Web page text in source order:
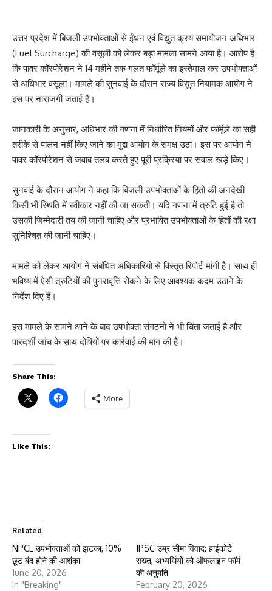
उत्तर प्रदेश में बिजली उपभोक्ताओं से ईंधन एवं विद्युत क्रय समायोजन अधिभार
(Fuel Surcharge) की वसूली को लेकर बड़ा मामला सामने आया है। आरोप है
कि पावर कॉरपोरेशन ने 14 महीने तक गलत फॉर्मूले का इस्तेमाल कर उपभोक्ताओं
से अधिभार वसूला। मामले की सुनवाई के दौरान राज्य विद्युत नियामक आयोग ने
इस पर नाराजगी जताई है।
जानकारी के अनुसार, अधिभार की गणना में निर्धारित नियमों और फॉर्मूले का सही
तरीके से पालन नहीं किए जाने का मुद्दा आयोग के समक्ष उठा। इस पर आयोग ने
पावर कॉरपोरेशन से जवाब तलब करते हुए पूरी प्रक्रिया पर सवाल खड़े किए।
सुनवाई के दौरान आयोग ने कहा कि बिजली उपभोक्ताओं के हितों की अनदेखी
किसी भी स्थिति में स्वीकार नहीं की जा सकती। यदि गणना में त्रुटि हुई है तो
उसकी जिम्मेदारी तय की जानी चाहिए और प्रभावित उपभोक्ताओं के हितों की रक्षा
सुनिश्चित की जानी चाहिए।
मामले को लेकर आयोग ने संबंधित अधिकारियों से विस्तृत रिपोर्ट मांगी है। साथ ही
भविष्य में ऐसी त्रुटियों की पुनरावृत्ति रोकने के लिए आवश्यक कदम उठाने के
निर्देश दिए हैं।
इस मामले के सामने आने के बाद उपभोक्ता संगठनों ने भी चिंता जताई है और
पारदर्शी जांच के साथ दोषियों पर कार्रवाई की मांग की है।
Share This:
More
Like This:
Related
NPCL उपभोक्ताओं को झटका, 10%
छूट बंद होने की आशंका
June 20, 2026
In "Breaking"
JPSC उम्र सीमा विवाद: हाईकोर्ट
सख्त, अभ्यर्थियों को ऑफलाइन फॉर्म
की अनुमति
February 20, 2026